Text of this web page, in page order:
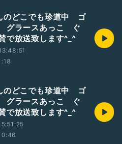
のどこでも珍道中 ゴ
グラースあっこ ぐ
で放送致します^_^
のどこでも珍道中 ゴ
グラースあっこ ぐ
で放送致します^_^